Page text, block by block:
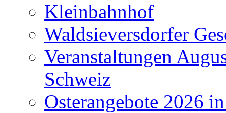
Kleinbahnhof
Waldsieversdorfer
Veranstaltungen
Schweiz
Osterangebote 2026